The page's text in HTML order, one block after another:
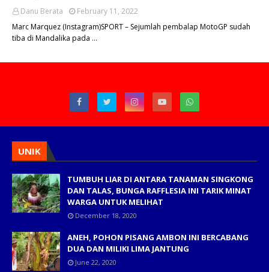
Danu Berata
February 11, 2022
Marc Marquez (Instagram)SPORT – Sejumlah pembalap MotoGP sudah
tiba di Mandalika pada …
UNIK
TUMBUH LIAR DI ANTARA TANAMAN SINGKONG
DAN TALAS, BUNGA RAFFLESIA INI TARIK MINAT
WARGA UNTUK MELIHAT
December 18, 2020
ANEH, POHON PISANG AMBON INI BERCABANG
DUA DAN MILIKI LIMA JANTUNG
June 22, 2020